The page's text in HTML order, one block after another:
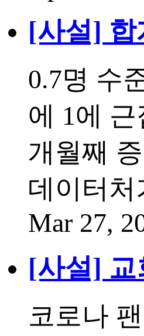
[사설] 합
0.7명 수
에 1에
개월째
데이터
Mar 27,
[사설]
코로나